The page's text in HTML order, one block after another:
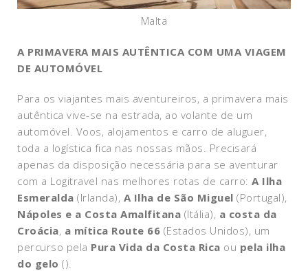
Malta
A PRIMAVERA MAIS AUTÊNTICA COM UMA VIAGEM
DE AUTOMÓVEL
Para os viajantes mais aventureiros, a primavera mais
autêntica vive-se na estrada, ao volante de um
automóvel. Voos, alojamentos e carro de aluguer,
toda a logística fica nas nossas mãos. Precisará
apenas da disposição necessária para se aventurar
com a Logitravel nas melhores rotas de carro: A Ilha
Esmeralda (Irlanda), A Ilha de São Miguel (Portugal),
Nápoles e a Costa Amalfitana (Itália), a costa da
Croácia, a mítica Route 66 (Estados Unidos), um
percurso pela Pura Vida da Costa Rica ou pela ilha
do gelo ().